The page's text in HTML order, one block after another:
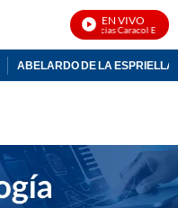
EN VIVO
Noticias Caracol En Vivo
ABELARDO DE LA ESPRIELLA